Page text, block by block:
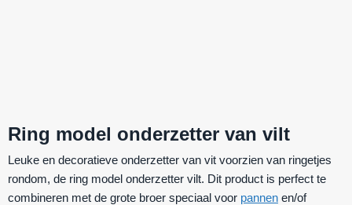
Ring model onderzetter van vilt
Leuke en decoratieve onderzetter van vit voorzien van ringetjes
rondom, de ring model onderzetter vilt. Dit product is perfect te
combineren met de grote broer speciaal voor pannen en/of